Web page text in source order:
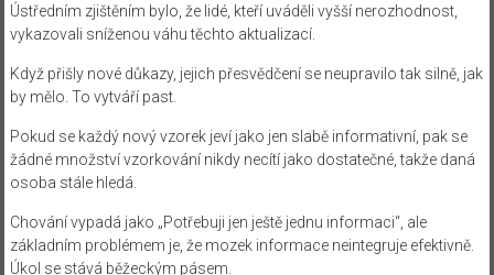
Ústředním zjištěním bylo, že lidé, kteří uváděli vyšší nerozhodnost,
vykazovali sníženou váhu těchto aktualizací.
Když přišly nové důkazy, jejich přesvědčení se neupravilo tak silně, jak
by mělo. To vytváří past.
Pokud se každý nový vzorek jeví jako jen slabě informativní, pak se
žádné množství vzorkování nikdy necítí jako dostatečné, takže daná
osoba stále hledá.
Chování vypadá jako „Potřebuji jen ještě jednu informaci“, ale
základním problémem je, že mozek informace neintegruje efektivně.
Úkol se stává běžeckým pásem.